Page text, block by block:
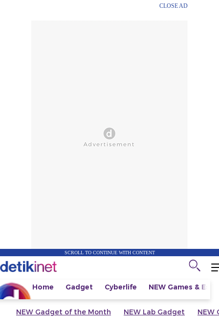
CLOSE AD
SCROLL TO CONTINUE WITH CONTENT
Home Gadget Cyberlife NEW Games &
NEW Gadget of the Month NEW Lab Gadget NEW